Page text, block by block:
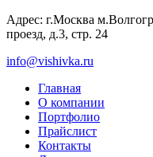
Адрес: г.Москва
проезд, д.3, стр. 24
info@vishivka.ru
Главная
О компании
Портфолио
Прайслист
Контакты